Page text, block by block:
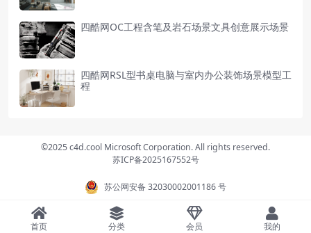
四酷网OC工程含笔及岩石场景文具创意展示场景
四酷网RSL型书桌电脑与室内办公装饰场景模型工
程
©2025 c4d.cool Microsoft Corporation. All rights reserved.
苏ICP备2025167552号
苏公网安备 32030002001186 号
首页 分类 会员 我的